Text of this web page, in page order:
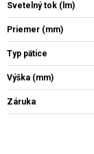
Svetelný tok (lm)
Priemer (mm)
Typ pätice
Výška (mm)
Záruka